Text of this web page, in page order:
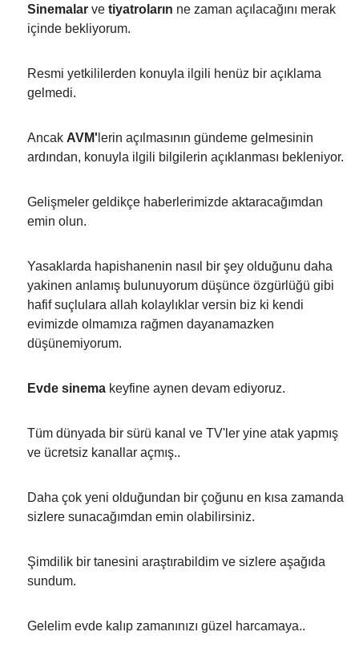
Sinemalar ve tiyatroların ne zaman açılacağını merak
içinde bekliyorum.
Resmi yetkililerden konuyla ilgili henüz bir açıklama
gelmedi.
Ancak AVM' lerin açılmasının gündeme gelmesinin
ardından, konuyla ilgili bilgilerin açıklanması bekleniyor.
Gelişmeler geldikçe haberlerimizde aktaracağımdan
emin olun.
Yasaklarda hapishanenin nasıl bir şey olduğunu daha
yakinen anlamış bulunuyorum düşünce özgürlüğü gibi
hafif suçlulara allah kolaylıklar versin biz ki kendi
evimizde olmamıza rağmen dayanamazken
düşünemiyorum.
Evde sinema keyfine aynen devam ediyoruz.
Tüm dünyada bir sürü kanal ve TV'ler yine atak yapmış
ve ücretsiz kanallar açmış..
Daha çok yeni olduğundan bir çoğunu en kısa zamanda
sizlere sunacağımdan emin olabilirsiniz.
Şimdilik bir tanesini araştırabildim ve sizlere aşağıda
sundum.
Gelelim evde kalıp zamanınızı güzel harcamaya..